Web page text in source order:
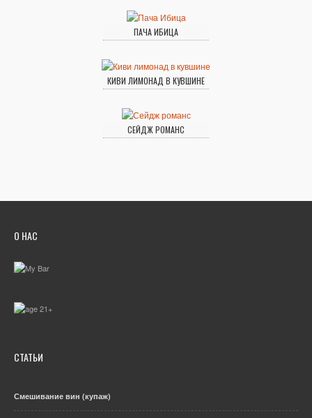
ПАЧА ИБИЦА
КИВИ ЛИМОНАД В КУВШИНЕ
СЕЙДЖ РОМАНС
О НАС
СТАТЬИ
Смешивание вин (купаж)